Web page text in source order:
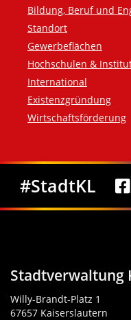
Bildung, Beruf und
Standort
Gewerbeflächen
Hochschulen &
International
Existenzgründung
Wirtschaftsförderung
Social Media
#StadtKL
Stadtverwaltung
Willy-Brandt-Platz 1
67657 Kaiserslautern